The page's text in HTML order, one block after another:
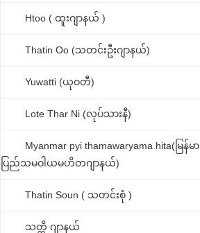
Htoo ( ထူးဂျာနယ် )
Thatin Oo (သတင်းဦးဂျာနယ်)
Yuwatti (ယုဝတီ)
Lote Thar Ni (လုပ်သားနီ)
Myanmar pyi thamawaryama hita(မြန်မာ
ပြည်သမဝါယမဟိတဂျာနယ်)
Thatin Soun ( သတင်းစုံ )
သတ္တိ ဂျာနယ်